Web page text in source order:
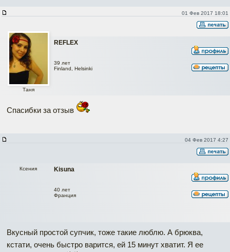
01 Фев 2017 18:01
REFLEX
Таня
39 лет
Finland, Helsinki
Спасибки за отзыв
04 Фев 2017 4:27
Kisuna
Ксения
40 лет
Франция
Вкусный простой супчик, тоже такие люблю. А брюква,
кстати, очень быстро варится, ей 15 минут хватит. Я ее